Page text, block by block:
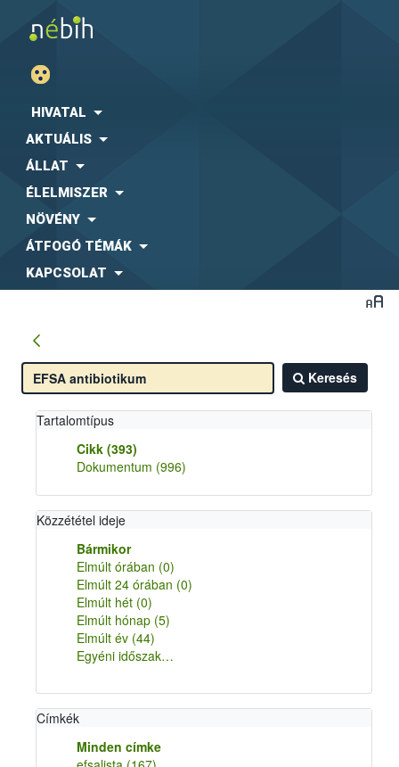
HIVATAL
AKTUÁLIS
ÁLLAT
ÉLELMISZER
NÖVÉNY
ÁTFOGÓ TÉMÁK
KAPCSOLAT
Keresés
Tartalomtípus
Cikk (393)
Dokumentum (996)
Közzététel ideje
Bármikor
Elmúlt órában (0)
Elmúlt 24 órában (0)
Elmúlt hét (0)
Elmúlt hónap (5)
Elmúlt év (44)
Egyéni időszak…
Címkék
Minden címke